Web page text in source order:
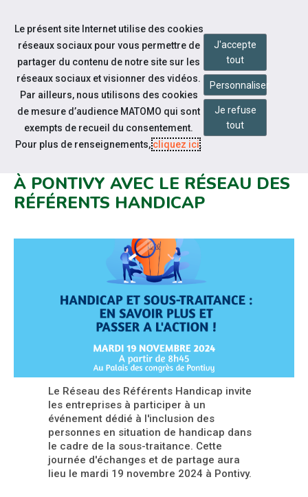
Aller au contenu
Notre actualité
HANDICAP ET SOUS-TRAITANCE :
À PONTIVY AVEC LE RÉSEAU DES
RÉFÉRENTS HANDICAP
Le Réseau des Référents Handicap invite
les entreprises à participer à un
événement dédié à l'inclusion des
personnes en situation de handicap dans
le cadre de la sous-traitance. Cette
journée d'échanges et de partage aura
lieu le mardi 19 novembre 2024 à Pontivy.
Le présent site Internet utilise des cookies
réseaux sociaux pour vous permettre de
partager du contenu de notre site sur les
réseaux sociaux et visionner des vidéos.
Par ailleurs, nous utilisons des cookies
de mesure d’audience MATOMO qui sont
exempts de recueil du consentement.
Pour plus de renseignements,cliquez ici.
J'accepte
tout
Personnaliser
Je refuse
tout